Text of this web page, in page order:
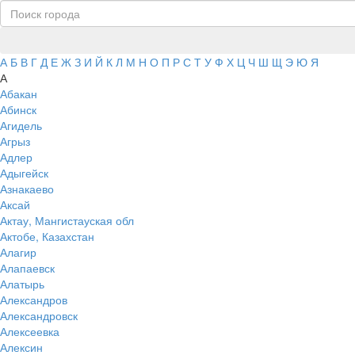
А Б В Г Д Е Ж З И Й К Л М Н О П Р С Т У Ф Х Ц Ч Ш Щ Э Ю Я
А
Абакан
Абинск
Агидель
Агрыз
Адлер
Адыгейск
Азнакаево
Аксай
Актау, Мангистауская обл
Актобе, Казахстан
Алагир
Алапаевск
Алатырь
Александров
Александровск
Алексеевка
Алексин